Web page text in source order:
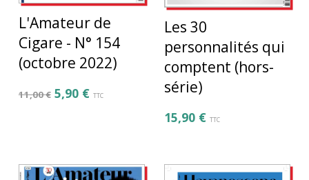
L'Amateur de
Cigare - N° 154
(octobre 2022)
11,00€ 5,90 € TTC
Les 30
personnalités qui
comptent (hors-
série)
15,90 € TTC